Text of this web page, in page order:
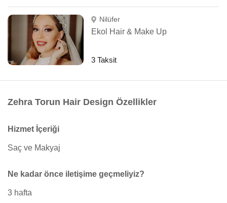
Nilüfer
Ekol Hair & Make Up
3 Taksit
Zehra Torun Hair Design Özellikler
Hizmet İçeriği
Saç ve Makyaj
Ne kadar önce iletişime geçmeliyiz?
3 hafta